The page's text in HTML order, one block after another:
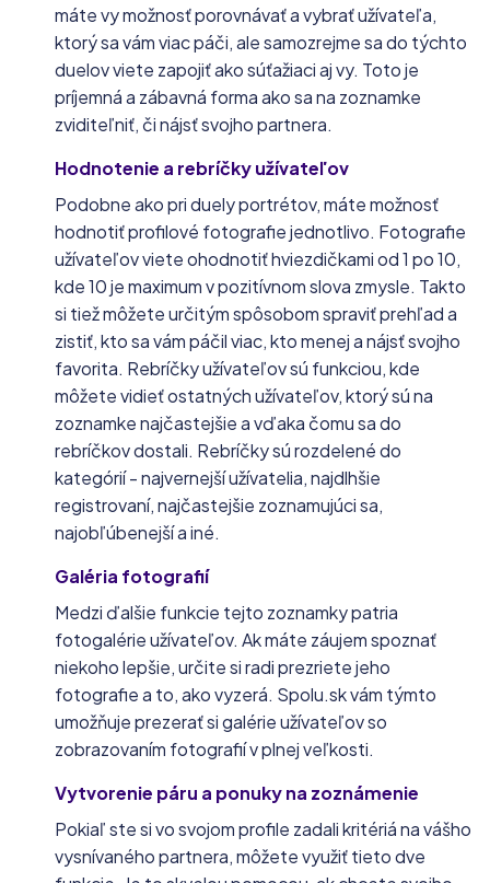
máte vy možnosť porovnávať a vybrať užívateľa,
ktorý sa vám viac páči, ale samozrejme sa do týchto
duelov viete zapojiť ako súťažiaci aj vy. Toto je
príjemná a zábavná forma ako sa na zoznamke
zviditeľniť, či nájsť svojho partnera.
Hodnotenie a rebríčky užívateľov
Podobne ako pri duely portrétov, máte možnosť
hodnotiť profilové fotografie jednotlivo. Fotografie
užívateľov viete ohodnotiť hviezdičkami od 1 po 10,
kde 10 je maximum v pozitívnom slova zmysle. Takto
si tiež môžete určitým spôsobom spraviť prehľad a
zistiť, kto sa vám páčil viac, kto menej a nájsť svojho
favorita. Rebríčky užívateľov sú funkciou, kde
môžete vidieť ostatných užívateľov, ktorý sú na
zoznamke najčastejšie a vďaka čomu sa do
rebríčkov dostali. Rebríčky sú rozdelené do
kategórií - najvernejší užívatelia, najdlhšie
registrovaní, najčastejšie zoznamujúci sa,
najobľúbenejší a iné.
Galéria fotografií
Medzi ďalšie funkcie tejto zoznamky patria
fotogalérie užívateľov. Ak máte záujem spoznať
niekoho lepšie, určite si radi prezriete jeho
fotografie a to, ako vyzerá. Spolu.sk vám týmto
umožňuje prezerať si galérie užívateľov so
zobrazovaním fotografií v plnej veľkosti.
Vytvorenie páru a ponuky na zoznámenie
Pokiaľ ste si vo svojom profile zadali kritériá na vášho
vysnívaného partnera, môžete využiť tieto dve